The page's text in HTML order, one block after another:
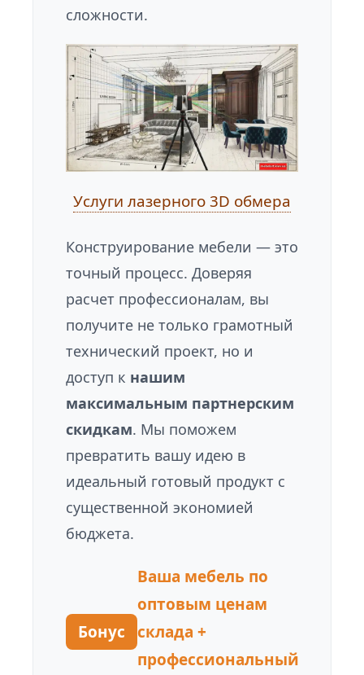
сложности.
Услуги лазерного 3D обмера
Конструирование мебели — это
точный процесс. Доверяя
расчет профессионалам, вы
получите не только грамотный
технический проект, но и
доступ к нашим
максимальным партнерским
скидкам. Мы поможем
превратить вашу идею в
идеальный готовый продукт с
существенной экономией
бюджета.
Бонус
Ваша мебель по
оптовым ценам
склада +
профессиональный